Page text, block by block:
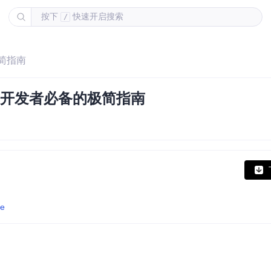
按下 / 快速开启搜索
指南
发者必备的极简指南